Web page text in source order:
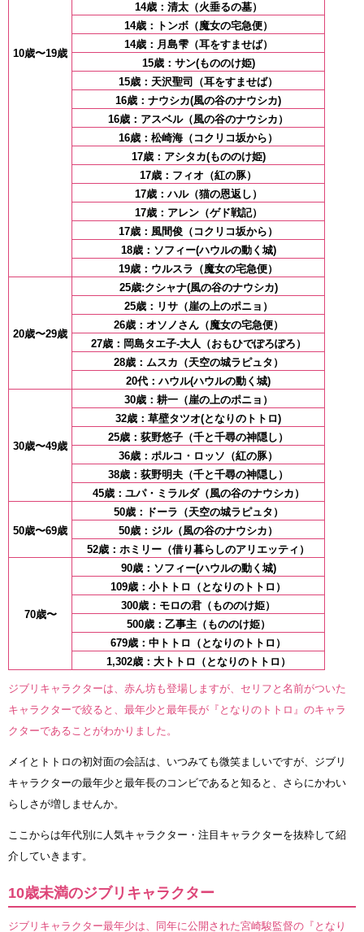
10歳〜19歳
14歳：清太（火垂るの墓）
14歳：トンボ（魔女の宅急便）
14歳：月島雫（耳をすませば）
15歳：サン(もののけ姫)
15歳：天沢聖司（耳をすませば）
16歳：ナウシカ(風の谷のナウシカ)
16歳：アスベル（風の谷のナウシカ）
16歳：松崎海（コクリコ坂から）
17歳：アシタカ(もののけ姫)
17歳：フィオ（紅の豚）
17歳：ハル（猫の恩返し）
17歳：アレン（ゲド戦記）
17歳：風間俊（コクリコ坂から）
18歳：ソフィー(ハウルの動く城)
19歳：ウルスラ（魔女の宅急便）
20歳〜29歳
25歳:クシャナ(風の谷のナウシカ)
25歳：リサ（崖の上のポニョ）
26歳：オソノさん（魔女の宅急便）
27歳：岡島タエ子-大人（おもひでぽろぽろ）
28歳：ムスカ（天空の城ラピュタ）
20代：ハウル(ハウルの動く城)
30歳〜49歳
30歳：耕一（崖の上のポニョ）
32歳：草壁タツオ(となりのトトロ)
25歳：荻野悠子（千と千尋の神隠し）
36歳：ポルコ・ロッソ（紅の豚）
38歳：荻野明夫（千と千尋の神隠し）
45歳：ユパ・ミラルダ（風の谷のナウシカ）
50歳〜69歳
50歳：ドーラ（天空の城ラピュタ）
50歳：ジル（風の谷のナウシカ）
52歳：ホミリー（借り暮らしのアリエッティ）
70歳〜
90歳：ソフィー(ハウルの動く城)
109歳：小トトロ（となりのトトロ）
300歳：モロの君（もののけ姫）
500歳：乙事主（もののけ姫）
679歳：中トトロ（となりのトトロ）
1,302歳：大トトロ（となりのトトロ）
ジブリキャラクターは、赤ん坊も登場しますが、セリフと名前がついた
キャラクターで絞ると、最年少と最年長が『となりのトトロ』のキャラ
クターであることがわかりました。
メイとトトロの初対面の会話は、いつみても微笑ましいですが、ジブリ
キャラクターの最年少と最年長のコンビであると知ると、さらにかわい
らしさが増しませんか。
ここからは年代別に人気キャラクター・注目キャラクターを抜粋して紹
介していきます。
10歳未満のジブリキャラクター
ジブリキャラクター最年少は、同年に公開された宮崎駿監督の『となり